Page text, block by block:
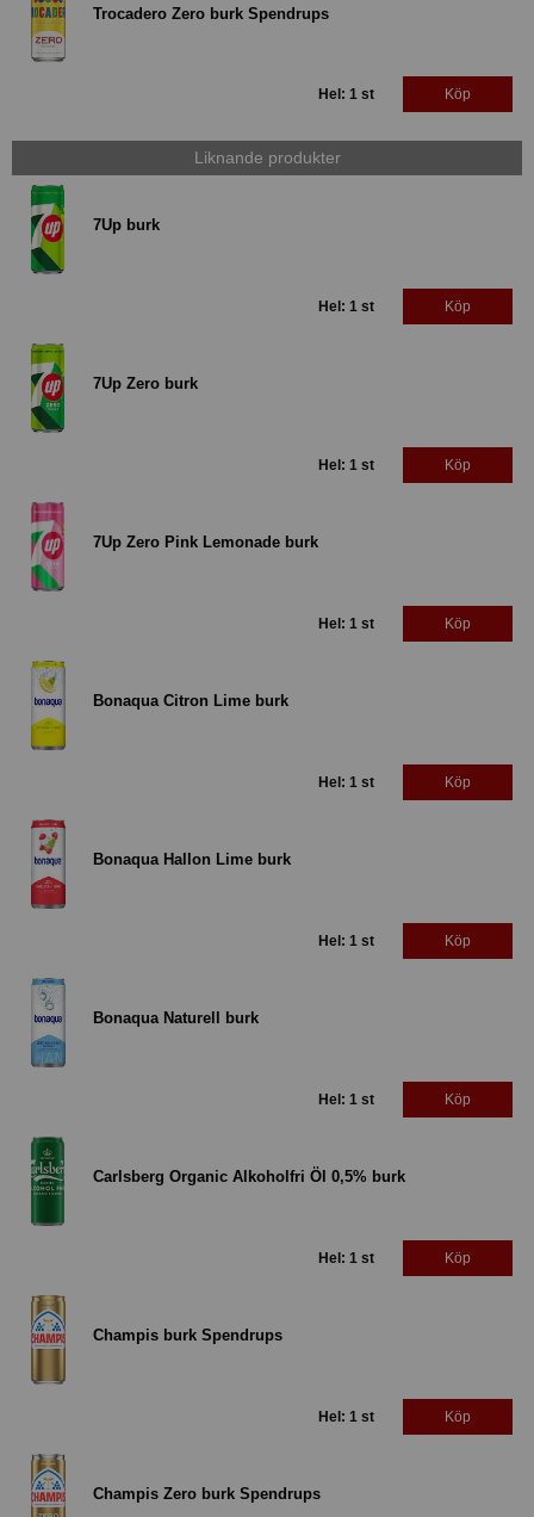
Trocadero Zero burk Spendrups
Hel: 1 st Köp
Liknande produkter
7Up burk
Hel: 1 st Köp
7Up Zero burk
Hel: 1 st Köp
7Up Zero Pink Lemonade burk
Hel: 1 st Köp
Bonaqua Citron Lime burk
Hel: 1 st Köp
Bonaqua Hallon Lime burk
Hel: 1 st Köp
Bonaqua Naturell burk
Hel: 1 st Köp
Carlsberg Organic Alkoholfri Öl 0,5% burk
Hel: 1 st Köp
Champis burk Spendrups
Hel: 1 st Köp
Champis Zero burk Spendrups